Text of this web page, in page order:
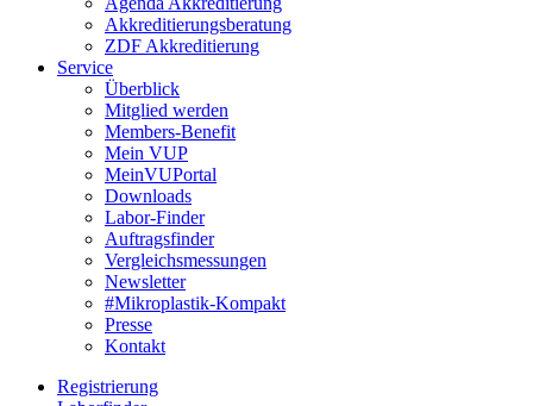
Akkreditierungsberatung
ZDF Akkreditierung
Service
Überblick
Mitglied werden
Members-Benefit
Mein VUP
MeinVUPortal
Downloads
Labor-Finder
Auftragsfinder
Vergleichsmessungen
Newsletter
#Mikroplastik-Kompakt
Presse
Kontakt
Registrierung